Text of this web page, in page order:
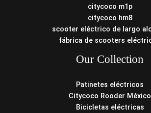
citycoco m1p
citycoco hm8
scooter eléctrico de largo
fábrica de scooters
Our Collection
Patinetes eléctricos
Citycoco Rooder México
Bicicletas eléctricas